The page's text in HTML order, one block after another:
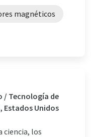
magnéticos
/ Tecnología de
Unidos
ciencia, los